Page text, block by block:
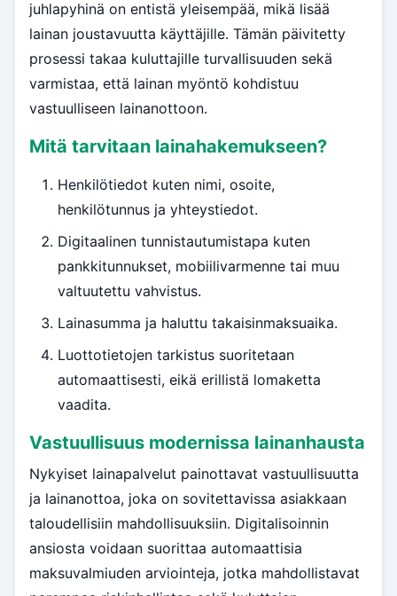
juhlapyhinä on entistä yleisempää, mikä lisää
lainan joustavuutta käyttäjille. Tämän päivitetty
prosessi takaa kuluttajille turvallisuuden sekä
varmistaa, että lainan myöntö kohdistuu
vastuulliseen lainanottoon.
Mitä tarvitaan lainahakemukseen?
Henkilötiedot kuten nimi, osoite,
henkilötunnus ja yhteystiedot.
Digitaalinen tunnistautumistapa kuten
pankkitunnukset, mobiilivarmenne tai muu
valtuutettu vahvistus.
Lainasumma ja haluttu takaisinmaksuaika.
Luottotietojen tarkistus suoritetaan
automaattisesti, eikä erillistä lomaketta
vaadita.
Vastuullisuus modernissa lainanhausta
Nykyiset lainapalvelut painottavat vastuullisuutta
ja lainanottoa, joka on sovitettavissa asiakkaan
taloudellisiin mahdollisuuksiin. Digitalisoinnin
ansiosta voidaan suorittaa automaattisia
maksuvalmiuden arviointeja, jotka mahdollistavat